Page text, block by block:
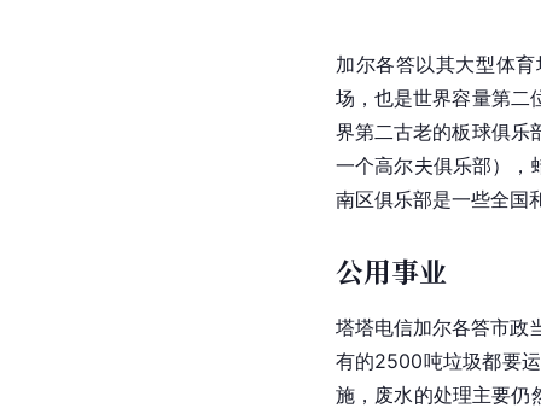
加尔各答以其大型体
场，也是世界容量第二
界第二古老的板球俱乐
一个高尔夫俱乐部），
南区俱乐部是一些全国
公用事业
塔塔电信加尔各答市政
有的2500吨垃圾都要
施， 废水的处理主要仍